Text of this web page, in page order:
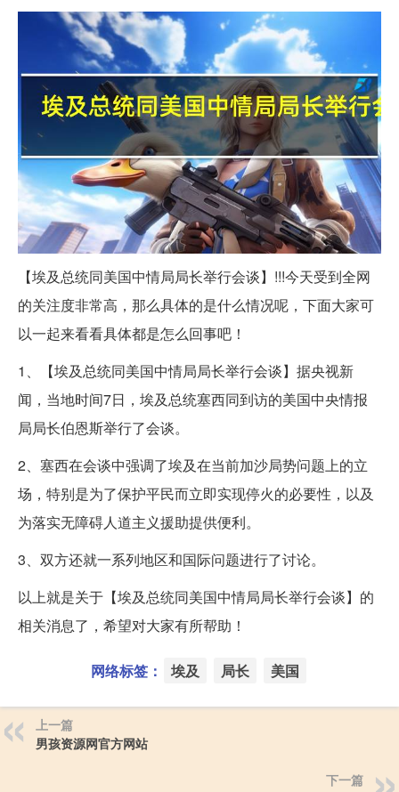
【埃及总统同美国中情局局长举行会谈】!!!今天受到全网
的关注度非常高，那么具体的是什么情况呢，下面大家可
以一起来看看具体都是怎么回事吧！
1、【埃及总统同美国中情局局长举行会谈】据央视新
闻，当地时间7日，埃及总统塞西同到访的美国中央情报
局局长伯恩斯举行了会谈。
2、塞西在会谈中强调了埃及在当前加沙局势问题上的立
场，特别是为了保护平民而立即实现停火的必要性，以及
为落实无障碍人道主义援助提供便利。
3、双方还就一系列地区和国际问题进行了讨论。
以上就是关于【埃及总统同美国中情局局长举行会谈】的
相关消息了，希望对大家有所帮助！
网络标签： 埃及 局长 美国
上一篇
男孩资源网官方网站
下一篇